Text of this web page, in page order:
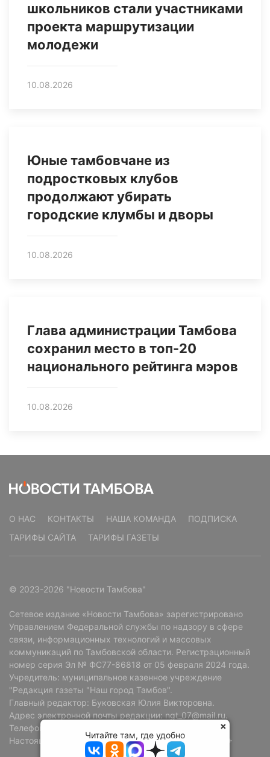
школьников стали участниками
проекта маршрутизации
молодежи
10.08.2026
Юные тамбовчане из
подростковых клубов
продолжают убирать
городские клумбы и дворы
10.08.2026
Глава администрации Тамбова
сохранил место в топ-20
национального рейтинга мэров
10.08.2026
О НАС КОНТАКТЫ НАША КОМАНДА
ПОДПИСКА
ТАРИФЫ САЙТА
ТАРИФЫ ГАЗЕТЫ
© 2023-2026 "Новости Тамбова"
Сетевое издание «Новости Тамбова» зарегистрировано
Управлением Федеральной службы по надзору в сфере
связи, информационных технологий и массовых
коммуникаций по Тамбовской области. Регистрационный
номер серия Эл № ФС77-86818 от 05 февраля 2024 года.
Учредитель: муниципальное казенное учреждение
"Редакция газеты "Наш город Тамбов".
Главный редактор: Буковская Юлия Викторовна.
Адрес электронной почты редакции: ngt_07@mail.ru.
Телефон редакции: +7 (4752) 72-69-37.
Настоящий ресурс может содержать материалы 18+
Читайте там, где удобно